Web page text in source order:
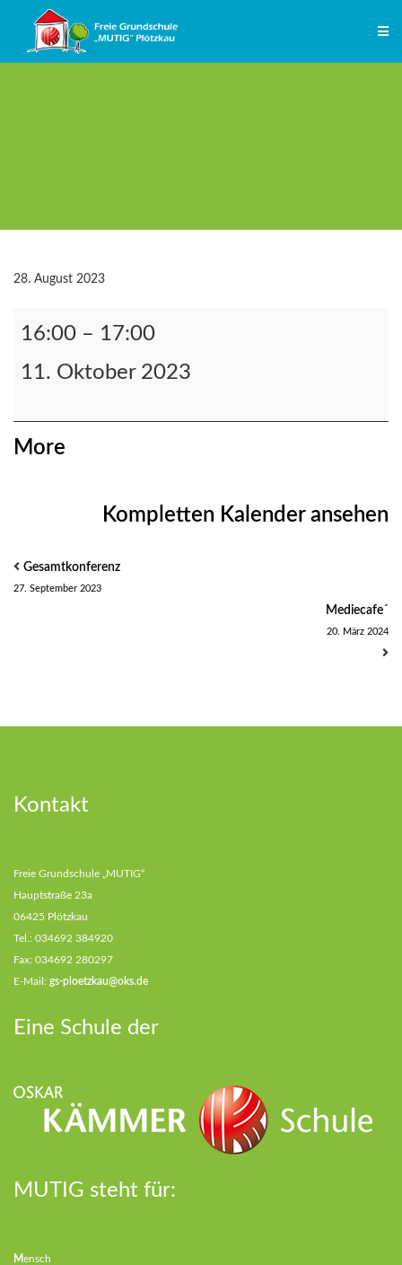
springen
28. August 2023
Schwalben
16:00 – 17:00
11. Oktober 2023
More
Kompletten Kalender ansehen
Gesamtkonferenz
27. September 2023
Mediecafe´
20. März 2024
Kontakt
Freie Grundschule „MUTIG“
Hauptstraße 23a
06425 Plötzkau
Tel.: 034692 384920
Fax: 034692 280297
E-Mail: gs-ploetzkau@oks.de
Eine Schule der
MUTIG steht für:
Mensch